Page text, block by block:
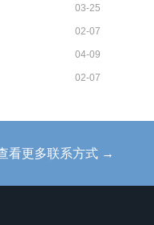
03-25
02-07
04-09
02-07
看更多联系方式 →